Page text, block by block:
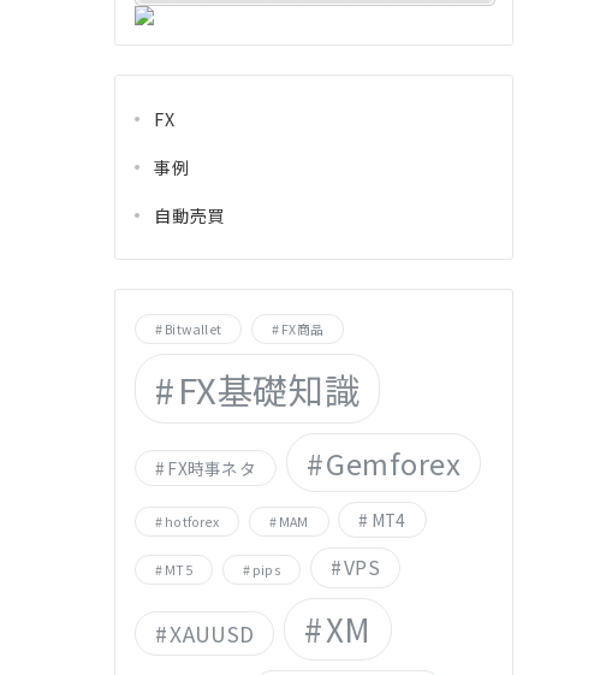
FX
事例
自動売買
Bitwallet FX商品
FX基礎知識
FX時事ネタ Gemforex
hotforex MAM MT4
MT5 pips VPS
XAUUSD XM